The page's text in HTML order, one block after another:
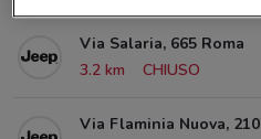
Via Salaria, 665 Roma
3.2 km
CHIUSO
Via Flaminia Nuova,